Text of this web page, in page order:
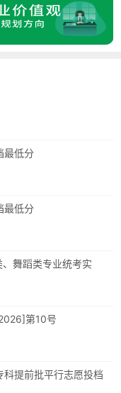
最低分
最低分
舞蹈类专业统考实
第10号
科提前批平行志愿投档